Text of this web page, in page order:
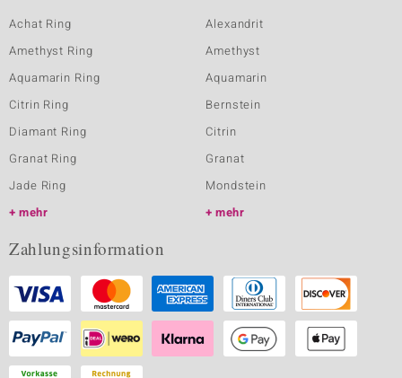
Achat Ring
Amethyst Ring
Aquamarin Ring
Citrin Ring
Diamant Ring
Granat Ring
Jade Ring
mehr
Alexandrit
Amethyst
Aquamarin
Bernstein
Citrin
Granat
Mondstein
mehr
Zahlungsinformation